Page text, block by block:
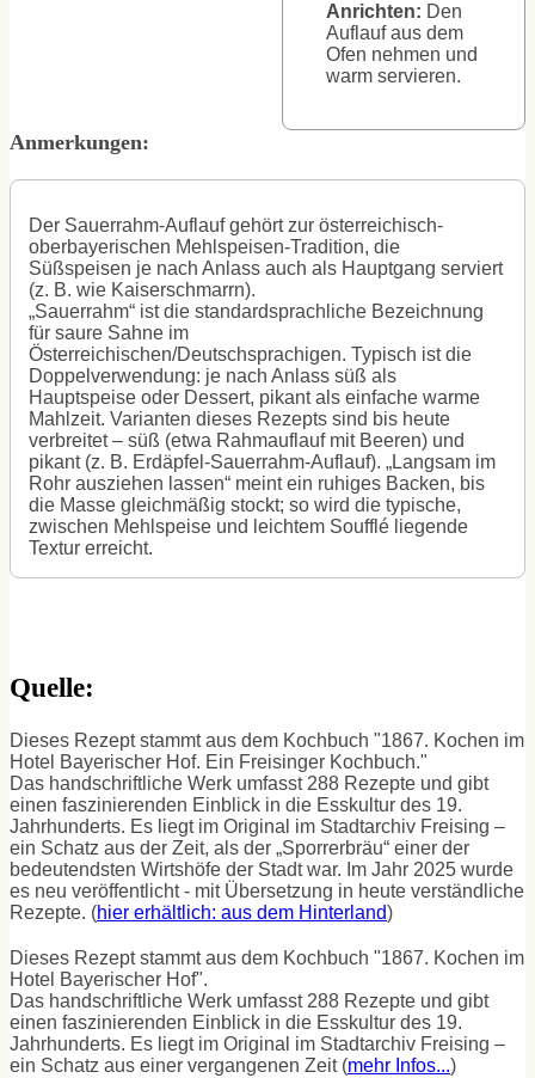
Anrichten: Den
Auflauf aus dem
Ofen nehmen und
warm servieren.
Anmerkungen:
Der Sauerrahm-Auflauf gehört zur österreichisch-
oberbayerischen Mehlspeisen-Tradition, die
Süßspeisen je nach Anlass auch als Hauptgang serviert
(z. B. wie Kaiserschmarrn).
„Sauerrahm“ ist die standardsprachliche Bezeichnung
für saure Sahne im
Österreichischen/Deutschsprachigen. Typisch ist die
Doppelverwendung: je nach Anlass süß als
Hauptspeise oder Dessert, pikant als einfache warme
Mahlzeit. Varianten dieses Rezepts sind bis heute
verbreitet – süß (etwa Rahmauflauf mit Beeren) und
pikant (z. B. Erdäpfel-Sauerrahm-Auflauf). „Langsam im
Rohr ausziehen lassen“ meint ein ruhiges Backen, bis
die Masse gleichmäßig stockt; so wird die typische,
zwischen Mehlspeise und leichtem Soufflé liegende
Textur erreicht.
Quelle:
Dieses Rezept stammt aus dem Kochbuch "1867. Kochen im
Hotel Bayerischer Hof. Ein Freisinger Kochbuch."
Das handschriftliche Werk umfasst 288 Rezepte und gibt
einen faszinierenden Einblick in die Esskultur des 19.
Jahrhunderts. Es liegt im Original im Stadtarchiv Freising –
ein Schatz aus der Zeit, als der „Sporrerbräu“ einer der
bedeutendsten Wirtshöfe der Stadt war. Im Jahr 2025 wurde
es neu veröffentlicht - mit Übersetzung in heute verständliche
Rezepte. (hier erhältlich: aus dem Hinterland)
Dieses Rezept stammt aus dem Kochbuch "1867. Kochen im
Hotel Bayerischer Hof".
Das handschriftliche Werk umfasst 288 Rezepte und gibt
einen faszinierenden Einblick in die Esskultur des 19.
Jahrhunderts. Es liegt im Original im Stadtarchiv Freising –
ein Schatz aus einer vergangenen Zeit (mehr Infos...)